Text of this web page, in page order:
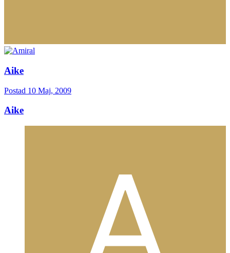
Aike
Postad 10 Maj, 2009
Aike